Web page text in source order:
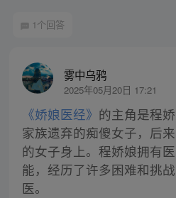
1个回答
雾中乌鸦
2025年05月20日 17:21
《娇娘医经》 的主角是程
家族遗弃的痴傻女子，后
的女子身上。程娇娘拥有
能，经历了许多困难和挑
医。